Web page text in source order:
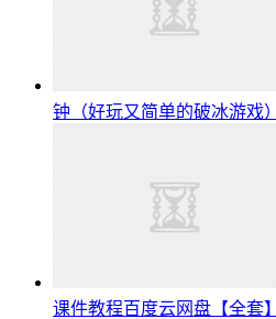
钟（好玩又简单的破冰游戏）
课件教程百度云网盘【全套】